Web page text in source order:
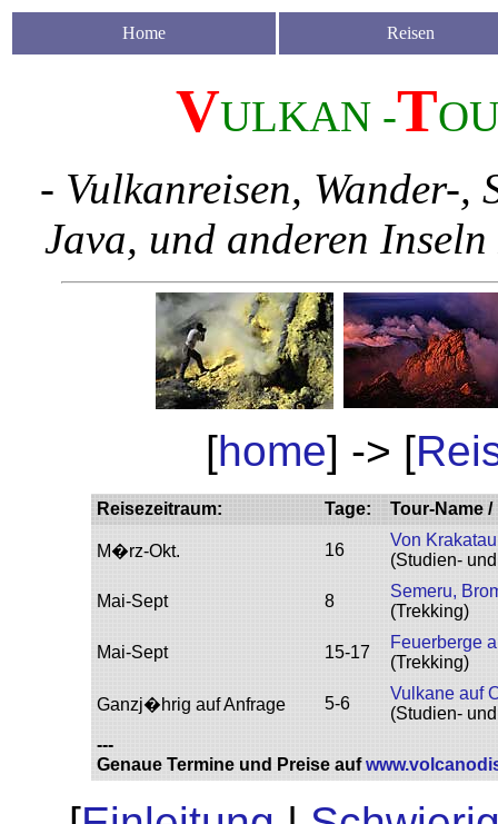
Home Reisen
VULKAN -T
- Vulkanreisen, Wander-,
Java, und anderen
[home] -> [
Reisezeitraum: Tage: Tour-Name /
M�rz-Okt. 16
Von
(Studien-
Mai-Sept 8
Semeru,
(Trekking)
Mai-Sept 15-17
Feuerberge
(Trekking)
Ganzj�hrig auf Anfrage 5-6
Vulkane auf
(Studien-
---
Genaue Termine und Preise auf